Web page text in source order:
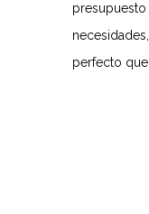
perfecto